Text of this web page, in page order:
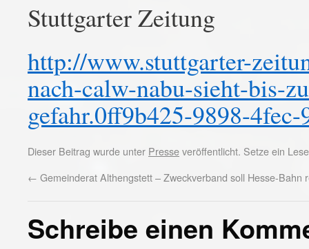
Stuttgarter Zeitung
http://www.stuttgarter-
nach-calw-nabu-sieht-bis-
gefahr.0ff9b425-9898-
Dieser Beitrag wurde unter Presseveröffentlicht. Setze ein
← Gemeinderat Althengstett – Zweckverband soll Hesse-Bahn
Schreibe einen